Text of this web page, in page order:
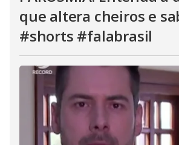
que altera cheiros e
#shorts #falabrasil